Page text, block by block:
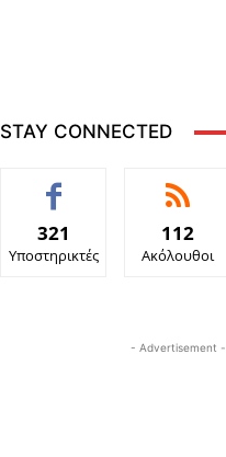
STAY CONNECTED
321
Υποστηρικτές
112
Ακόλουθοι
- Advertisement -